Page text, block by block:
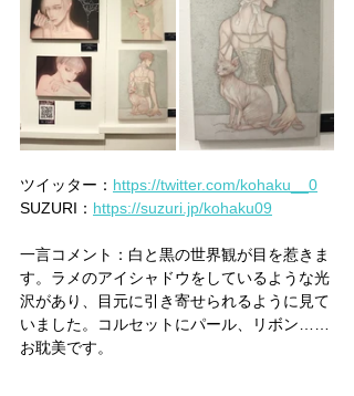
ツイッター： https://twitter.com/kohaku__0
SUZURI： https://suzuri.jp/kohaku09
一言コメント：白と黒の世界観が目を惹きま
す。ラメのアイシャドウをしているような光
沢があり、目元に引き寄せられるように見て
いました。コルセットにパール、リボン……
お耽美です。